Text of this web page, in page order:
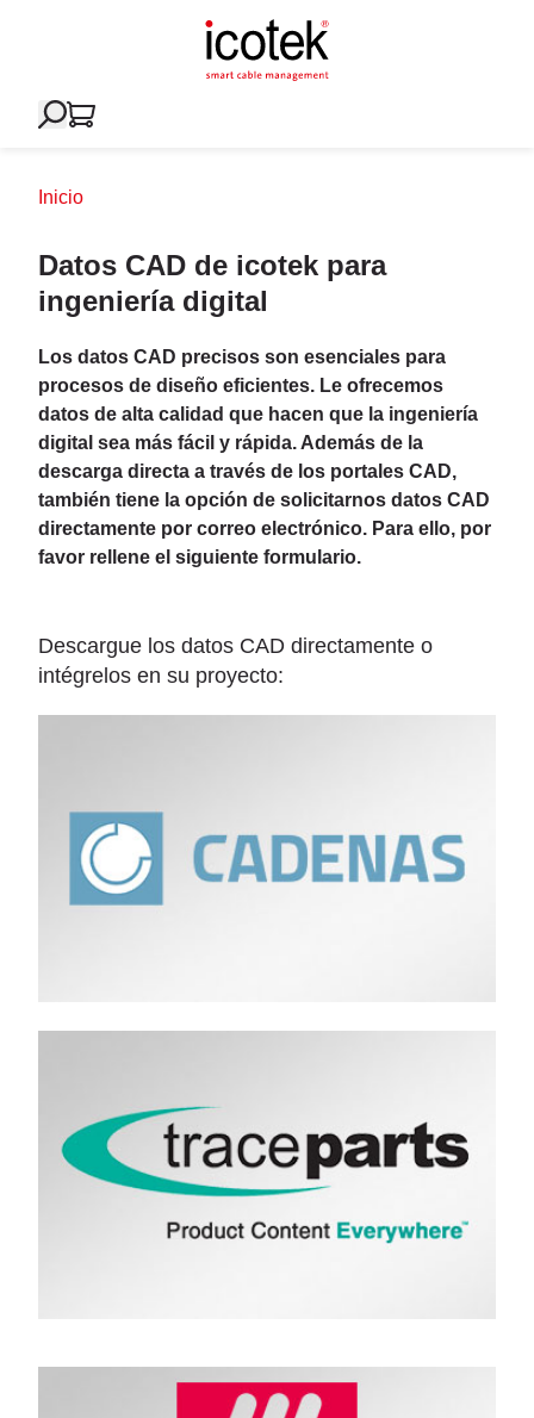
Inicio
Datos CAD de icotek para
ingeniería digital
Los datos CAD precisos son esenciales para
procesos de diseño eficientes. Le ofrecemos
datos de alta calidad que hacen que la ingeniería
digital sea más fácil y rápida. Además de la
descarga directa a través de los portales CAD,
también tiene la opción de solicitarnos datos CAD
directamente por correo electrónico. Para ello, por
favor rellene el siguiente formulario.
Descargue los datos CAD directamente o
intégrelos en su proyecto: